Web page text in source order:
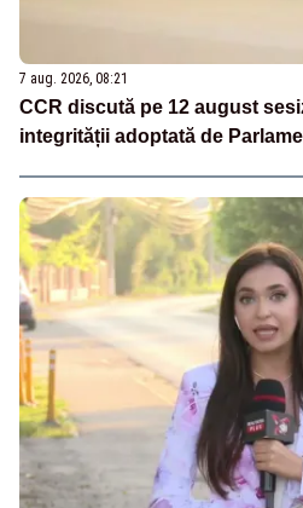
7 aug. 2026, 08:21
CCR discută pe 12 august
integrității adoptată de